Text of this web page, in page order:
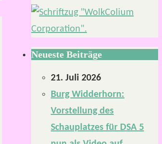
Neueste Beiträge
21. Juli 2026
Burg Widderhorn:
Vorstellung des
Schauplatzes für DSA 5